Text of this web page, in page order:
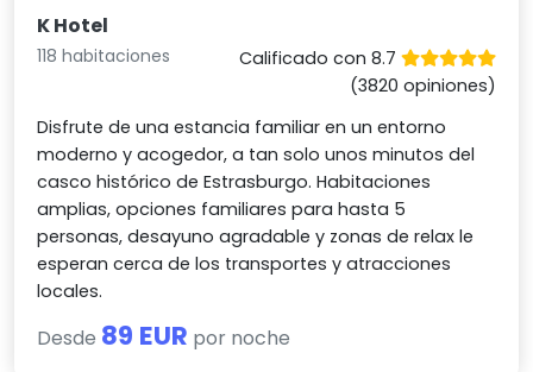
K Hotel
118 habitaciones
Calificado con 8.7
(3820 opiniones)
Disfrute de una estancia familiar en un entorno
moderno y acogedor, a tan solo unos minutos del
casco histórico de Estrasburgo. Habitaciones
amplias, opciones familiares para hasta 5
personas, desayuno agradable y zonas de relax le
esperan cerca de los transportes y atracciones
locales.
Desde 89 EUR por noche